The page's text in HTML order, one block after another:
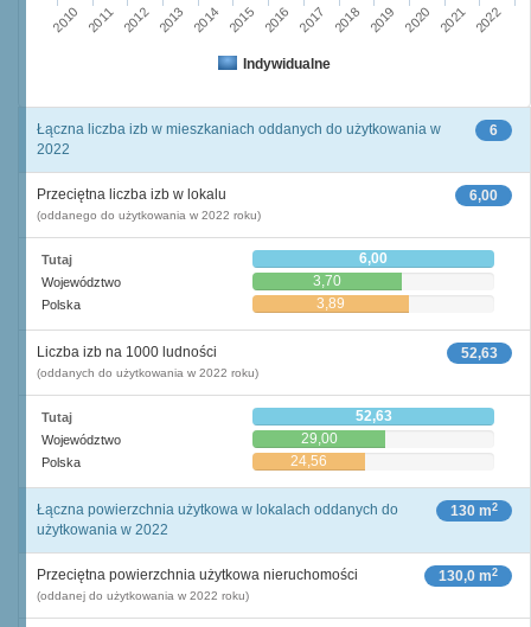
Indywidualne
2010 2011 2012 2013 2014 2015 2016 2017 2018 2019 2020 2021 2022
6
Łączna liczba izb w mieszkaniach oddanych do użytkowania w
2022
6,00
Przeciętna liczba izb w lokalu
(oddanego do użytkowania w 2022 roku)
Tutaj 6,00
Województwo 3,70
Polska 3,89
52,63
Liczba izb na 1000 ludności
(oddanych do użytkowania w 2022 roku)
Tutaj 52,63
Województwo 29,00
Polska 24,56
130 m2
Łączna powierzchnia użytkowa w lokalach oddanych do
użytkowania w 2022
130,0 m2
Przeciętna powierzchnia użytkowa nieruchomości
(oddanej do użytkowania w 2022 roku)